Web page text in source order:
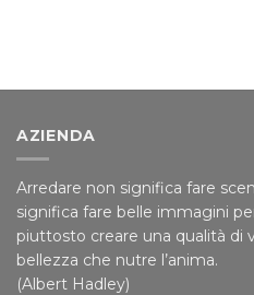
AZIENDA
Arredare non significa fare
significa fare belle immagini
piuttosto creare una qualità di
bellezza che nutre l’anima.
(Albert Hadley)